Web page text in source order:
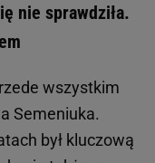
nie sprawdziła.
wszystkim
Semeniuka.
był kluczową